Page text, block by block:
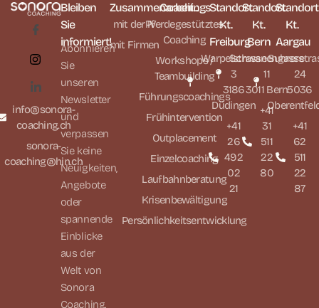
info@sonora-
coaching.ch
sonora-
coaching@hin.ch
Bleiben
Sie
informiert!
Abonnieren
Sie
unseren
Newsletter
und
verpassen
Sie keine
Neuigkeiten,
Angebote
oder
spannende
Einblicke
aus der
Welt von
Sonora
Coaching.
Zusammenarbeit...
mit der IV
mit Firmen
Coachings
Pferdegestütztes
Coaching
Workshops /
Teambuilding
Führungscoachings
Frühintervention
Outplacement
Einzelcoaching
Laufbahnberatung
Krisenbewältigung
Persönlichkeitsentwicklung
Standort
Kt.
Freiburg
Warpelstrasse
3
3186
Düdingen
+41
26
492
02
21
Standort
Kt.
Bern
Schwanengasse
11
3011 Bern
+41
31
511
22
80
Standort
Kt.
Aargau
24
5036
+41
62
511
22
87